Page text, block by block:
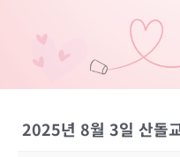
2025년 8월 3일 산돌